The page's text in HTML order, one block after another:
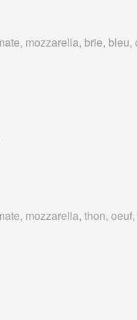
mozzarella, brie, bleu,
mozzarella, thon,